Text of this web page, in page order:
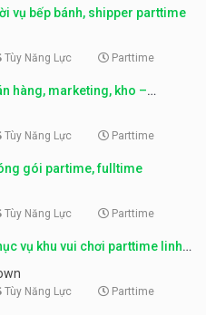
vụ bếp bánh, shipper parttime
Tùy Năng Lực Parttime
hàng, marketing, kho –
Tùy Năng Lực Parttime
gói partime, fulltime
Tùy Năng Lực Parttime
vụ khu vui chơi parttime linh
Tùy Năng Lực Parttime